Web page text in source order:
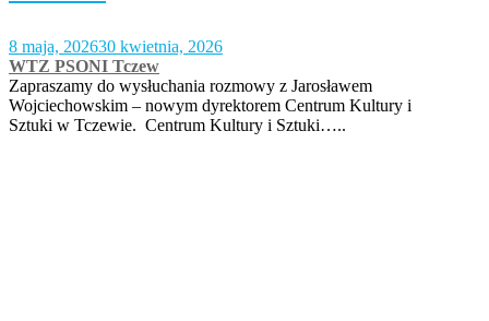
8 maja, 202630 kwietnia, 2026
WTZ PSONI Tczew
Zapraszamy do wysłuchania rozmowy z Jarosławem
Wojciechowskim – nowym dyrektorem Centrum Kultury i
Sztuki w Tczewie. Centrum Kultury i Sztuki…..